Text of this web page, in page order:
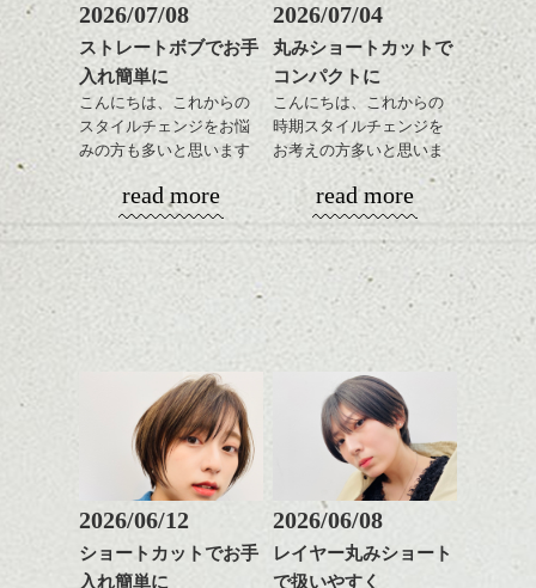
ハンサムショート／ヘッド
スパ／伸びても目立たない
ヘアカラー/ハイライト/ダブ
ルカラー/髪質改善/TOKIOト
リートメント/ブリーチ/イン
ミニボブ/抜け感ショート/バ
レイヤージュ/縮毛矯正
ハンサムショート／ヘッド
スパ／伸びても目立たない
ヘアカラー/ハイライト/ダブ
ルカラー/髪質改善/TOKIOト
リートメント/ブリーチ/イン
ナーカラー/イルミナカラー/
ミニボブ/抜け感ショート/バ
色が均一ではないですが、甘くておいしい
チェリーでした♪
やはり見た目より中味ですね！！
サイドはねじって引き出しただけなので、
編み込みスタイル程、ガーリーではない印
象に。
でも、前から見たら、華やかです。
バックスタイルがこちら。
「New York Dolls」のおっかけしてる女の子（今
ちなみにTシャツが別のバンドのものにな
次はこんな、
最近、ファッション等でフランスが良く取
り上げられている中、
このロンシャン礼拝堂の事も良く雑誌等で
見かけますが、ここまで神聖なイメージは
なかなか見れない、
と言う写真、多数載ってます。実際に目の
前にしたら圧倒されそうですね。
2026/07/08
ストレートボブでお手
入れ簡単に
こんにちは、これからの
スタイルチェンジをお悩
みの方も多いと思います
が、
やっぱりボブでお手入れ
しやすいスタイルだと毎
日のスタイリングも簡単
で良いですよ。
あご下のラインでやや長
も出しやすくていろいろ
おすすめですね。
前髪もやや重めにカット
してラインを強調するの
もこれからは良い感じで
す、
目元が引き締まった印象
に。
read more
2026/07/04
丸みショートカットで
コンパクトに
こんにちは、これからの
時期スタイルチェンジを
お考えの方多いと思いま
コンパクトなフォルムが
全体のバランスを良く見
せてくれる効果もあり、
いろんなシーンに雰囲気
をだしやすくスタイリン
そんなショートカット。
軽めの前髪で透け感を演
出できるので、
この時期とてもおすすめ
ですよ。
read more
2026/06/12
ショートカットでお手
入れ簡単に
2026/06/08
レイヤー丸みショート
で扱いやすく